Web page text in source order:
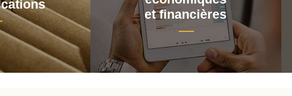
et financières